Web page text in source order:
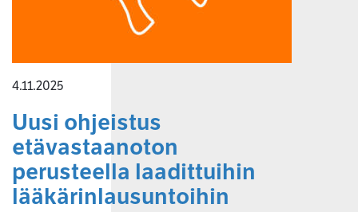
4.11.2025
Uusi ohjeistus
etävastaanoton
perusteella laadittuihin
lääkärinlausuntoihin